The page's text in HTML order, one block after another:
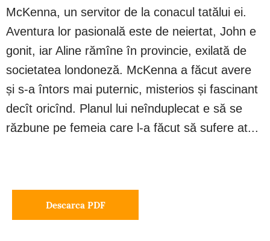
McKenna, un servitor de la conacul tatălui ei.
Aventura lor pasională este de neiertat, John e
gonit, iar Aline rămîne în provincie, exilată de
societatea londoneză. McKenna a făcut avere
și s-a întors mai puternic, misterios și fascinant
decît oricînd. Planul lui neînduplecat e să se
răzbune pe femeia care l-a făcut să sufere at...
Descarca PDF